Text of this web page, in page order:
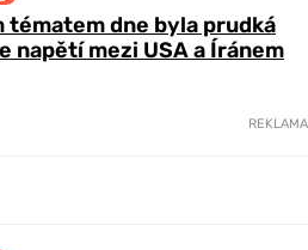
tématem dne byla prudká
napětí mezi USA a Íránem
REKLAMA